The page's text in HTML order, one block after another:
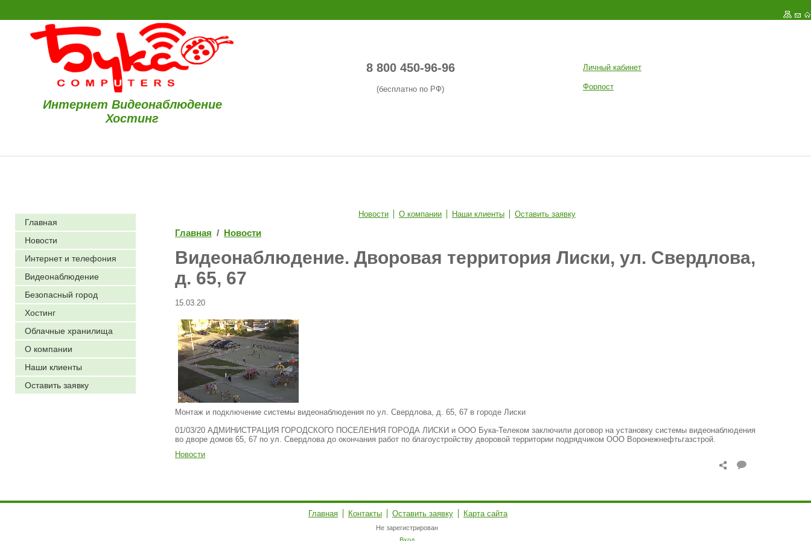
Интернет Видеонаблюдение
Хостинг
8 800 450-96-96
(бесплатно по РФ)
Личный кабинет
Форпост
Главная
Новости
Интернет и телефония
Видеонаблюдение
Безопасный город
Хостинг
Облачные хранилища
О компании
Наши клиенты
Оставить заявку
Новости О компании Наши клиенты Оставить заявку
Главная / Новости
Видеонаблюдение. Дворовая территория Лиски, ул. Свердлова,
д. 65, 67
15.03.20
Монтаж и подключение системы видеонаблюдения по ул. Свердлова, д. 65, 67 в городе Лиски
01/03/20 АДМИНИСТРАЦИЯ ГОРОДСКОГО ПОСЕЛЕНИЯ ГОРОДА ЛИСКИ и ООО Бука-Телеком заключили договор на установку системы видеонаблюдения
во дворе домов 65, 67 по ул. Свердлова до окончания работ по благоустройству дворовой территории подрядчиком ООО Воронежнефтьгазстрой.
Новости
Главная Контакты Оставить заявку Карта сайта
Не зарегистрирован